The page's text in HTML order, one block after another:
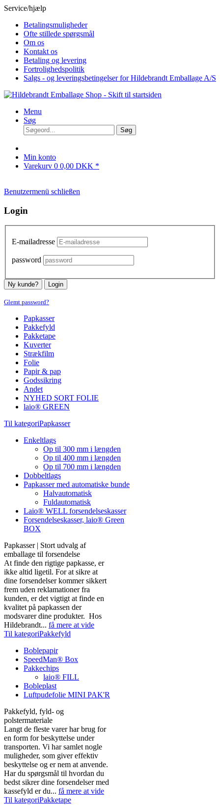
Service/hjælp
Betalingsmuligheder
Ofte stillede spørgsmål
Om os
Kontakt os
Betaling og levering
Fortrolighedspolitik
Salgs - og leveringsbetingelser for Hildebrandt Emballage A/S
Menu
Søg
Søg
Min konto
Varekurv 0 0,00 DKK *
Benutzermenü schließen
Login
E-mailadresse
password
Ny kunde? Login
Glemt password?
Papkasser
Pakkefyld
Pakketape
Kuverter
Strækfilm
Folie
Papir & pap
Godssikring
Andet
NYHED SORT FOLIE
laio® GREEN
Til kategoriPapkasser
Enkeltlags
Op til 300 mm i længden
Op til 400 mm i længden
Op til 700 mm i længden
Dobbeltlags
Papkasser med automatiske bunde
Halvautomatisk
Fuldautomatisk
Laio® WELL forsendelseskasser
Forsendelseskasser, laio® Green
BOX
Papkasser | Stort udvalg af
emballage til forsendelse
At finde den rigtige papkasse, er
ikke altid ligetil. For at sikre at
dine forsendelser kommer sikkert
frem uden reklamationer fra
kunden, er det vigtigt at finde en
kvalitet på papkassen der
modsvarer dine produkter. Hos
Hildebrandt... få mere at vide
Til kategoriPakkefyld
Boblepapir
SpeedMan® Box
Pakkechips
laio® FILL
Bobleplast
Luftpudefolie MINI PAK'R
Pakkefyld, fyld- og
polstermateriale
Langt de fleste varer har brug for
en form for beskyttelse under
transporten. Vi har samlet nogle
muligheder, som giver effektiv
beskyttelse og er nem at anvende.
Har du spørgsmål til hvordan du
bedst sikrer dine forsendelser med
kassefyld er du... få mere at vide
Til kategoriPakketape